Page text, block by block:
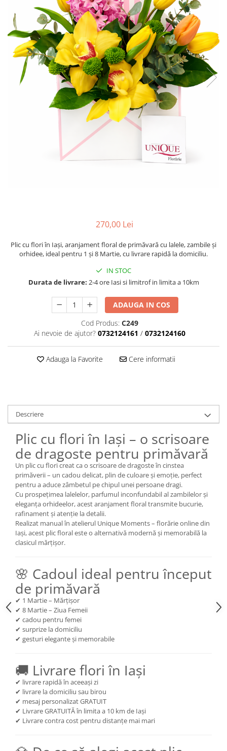
270,00 Lei
Plic cu flori în Iași, aranjament floral de primăvară cu lalele, zambile și
orhidee, ideal pentru 1 și 8 Martie, cu livrare rapidă la domiciliu.
IN STOC
Durata de livrare: 2-4 ore Iasi si limitrof in limita a 10km
ADAUGA IN COS
Cod Produs: C249
Ai nevoie de ajutor? 0732124161 / 0732124160
Adauga la Favorite Cere informatii
Descriere
Plic cu flori în Iași – o scrisoare
de dragoste pentru primăvară
Un plic cu flori creat ca o scrisoare de dragoste în cinstea
primăverii – un cadou delicat, plin de culoare și emoție, perfect
pentru a aduce zâmbetul pe chipul unei persoane dragi.
Cu prospețimea lalelelor, parfumul inconfundabil al zambilelor și
eleganța orhideelor, acest aranjament floral transmite bucurie,
rafinament și atenție la detalii.
Realizat manual în atelierul Unique Moments – florărie online din
Iași, acest plic floral este o alternativă modernă și memorabilă la
clasicul mărțișor.
🌸 Cadoul ideal pentru început
de primăvară
✔ 1 Martie – Mărțișor
✔ 8 Martie – Ziua Femeii
✔ cadou pentru femei
✔ surprize la domiciliu
✔ gesturi elegante și memorabile
🚚 Livrare flori în Iași
✔ livrare rapidă în aceeași zi
✔ livrare la domiciliu sau birou
✔ mesaj personalizat GRATUIT
✔ Livrare GRATUITĂ în limita a 10 km de Iași
✔ Livrare contra cost pentru distanțe mai mari